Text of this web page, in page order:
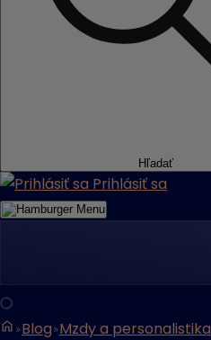
Hľadať
Prihlásiť sa
Menu
Blog Mzdy a personalistika